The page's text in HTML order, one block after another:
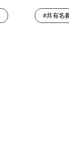
#共有名